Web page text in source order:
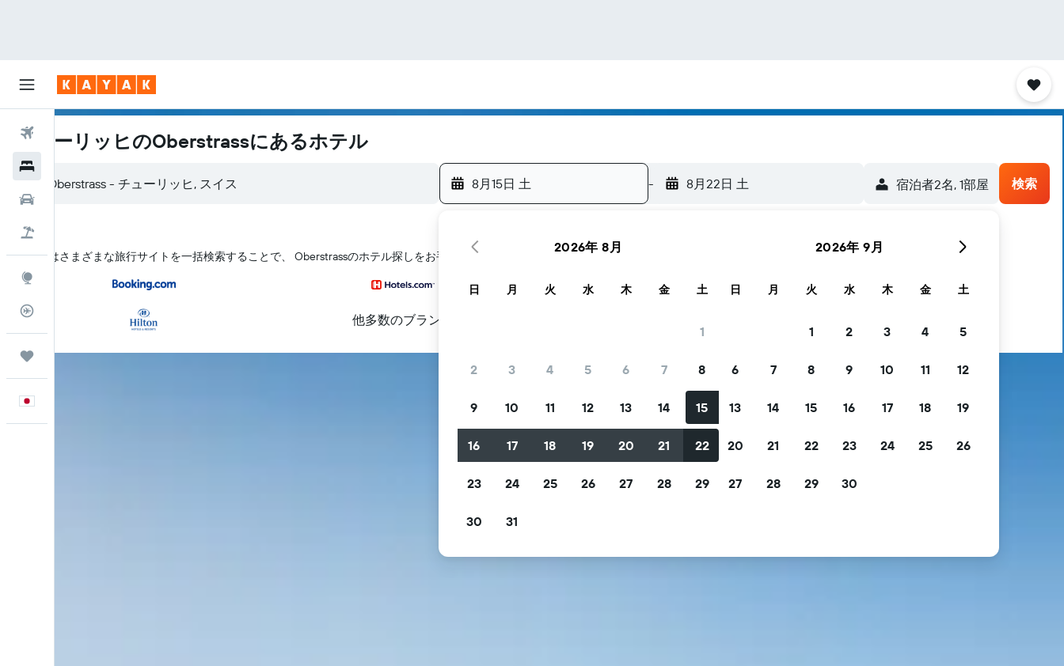
航空券
フライトトラッカー
Trips
チューリッヒのOberstrassにあるホテル
8月15日 土 - 8月22日 土 宿泊者2名, 1​部屋 検索
KAYAK はさまざまな旅行サイトを一括検索することで、 Oberstrassのホテル探しをお手伝いします
他多数のブランド
2026年 8月
日 月 火 水 木 金 土
1
2 3 4 5 6 7 8
9 10 11 12 13 14 15
16 17 18 19 20 21 22
23 24 25 26 27 28 29
30 31
2026年 9月
日 月 火 水 木 金 土
1 2 3 4 5
6 7 8 9 10 11 12
13 14 15 16 17 18 19
20 21 22 23 24 25 26
27 28 29 30